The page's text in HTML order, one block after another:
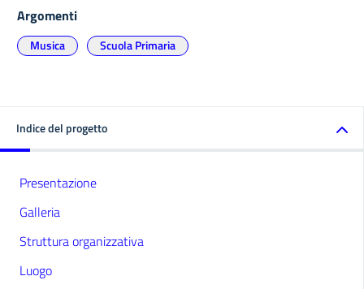
Argomenti
Musica Scuola Primaria
Indice del progetto
Presentazione
Galleria
Struttura organizzativa
Luogo